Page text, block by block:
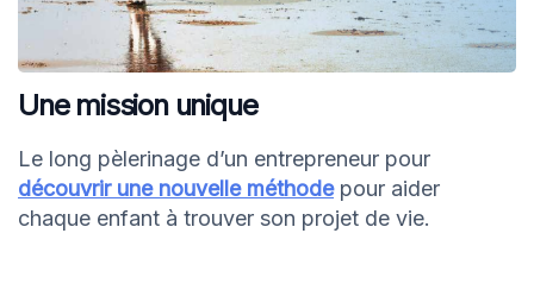
Une mission unique
Le long pèlerinage d’un entrepreneur pour
découvrir une nouvelle méthodepour aider
chaque enfant à trouver son projet de vie.